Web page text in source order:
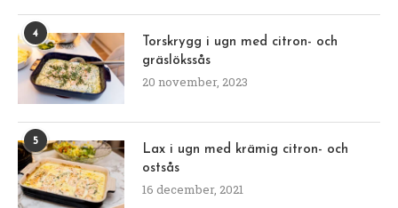
4
Torskrygg i ugn med citron- och
gräslökssås
20 november, 2023
5
Lax i ugn med krämig citron- och
ostsås
16 december, 2021